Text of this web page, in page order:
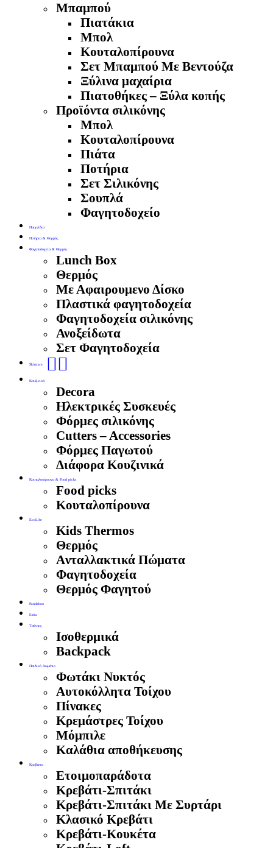
Μπαμπού
Πιατάκια
Μπολ
Κουταλοπίρουνα
Σετ Μπαμπού Με Βεντούζα
Ξύλινα μαχαίρια
Πιατοθήκες – Ξύλα κοπής
Προϊόντα σιλικόνης
Μπολ
Κουταλοπίρουνα
Πιάτα
Ποτήρια
Σετ Σιλικόνης
Σουπλά
Φαγητοδοχείο
Παιχνίδια
Ποτήρια & Θερμός
Φαγητοδοχεία & Θερμός
Lunch Box
Θερμός
Με Αφαιρουμενο Δίσκο
Πλαστικά φαγητοδοχεία
Φαγητοδοχεία σιλικόνης
Ανοξείδωτα
Σετ Φαγητοδοχεία
Skincare 🧖‍♀️
Κουζινικά
Decora
Ηλεκτρικές Συσκευές
Φόρμες σιλικόνης
Cutters – Accessories
Φόρμες Παγωτού
Διάφορα Κουζινικά
Κουταλοπίρουνα & Food picks
Food picks
Κουταλοπίρουνα
EcoLife
Kids Thermos
Θερμός
Aνταλλακτικά Πώματα
Φαγητοδοχεία
Θερμός Φαγητού
Pandaboo
Estia
Τσάντες
Ισοθερμικά
Backpack
Παιδικό Δωμάτιο
Φωτάκι Νυκτός
Αυτοκόλλητα Τοίχου
Πίνακες
Κρεμάστρες Τοίχου
Μόμπιλε
Καλάθια αποθήκευσης
Κρεβάτια
Ετοιμοπαράδοτα
Κρεβάτι-Σπιτάκι
Κρεβάτι-Σπιτάκι Με Συρτάρι
Κλασικό Κρεβάτι
Κρεβάτι-Κουκέτα